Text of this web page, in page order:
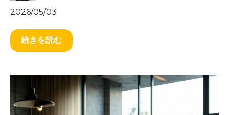
2026/05/03
続きを読む